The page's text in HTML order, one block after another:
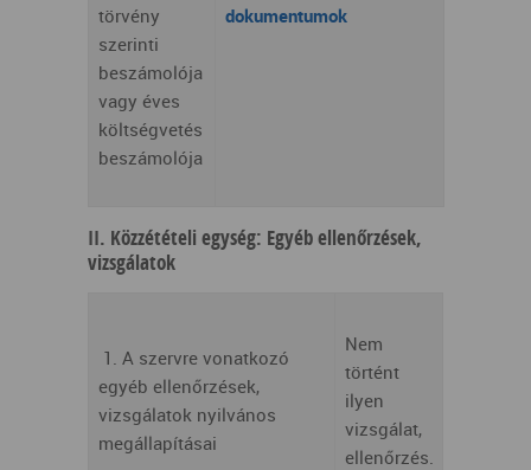
törvény
szerinti
beszámolója
vagy éves
költségvetés
beszámolója
dokumentumok
II. Közzétételi egység: Egyéb ellenőrzések,
vizsgálatok
1. A szervre vonatkozó
egyéb ellenőrzések,
vizsgálatok nyilvános
megállapításai
Nem
történt
ilyen
vizsgálat,
ellenőrzés.